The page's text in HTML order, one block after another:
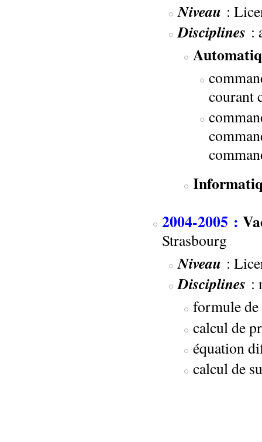
Niveau :
Disciplines :
courant
2004-2005 :
Strasbourg
Niveau :
Disciplines :
formule de
calcul de
équation
calcul de